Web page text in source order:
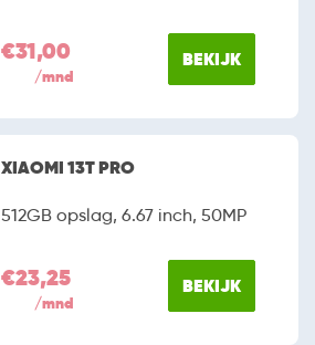
€31,00
/mnd
BEKIJK
XIAOMI 13T PRO
512GB opslag, 6.67 inch, 50MP
€23,25
/mnd
BEKIJK